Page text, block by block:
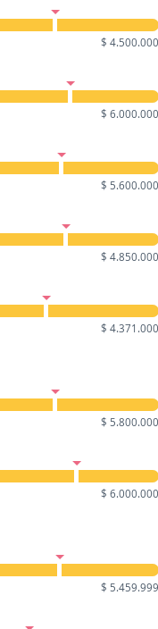
$ 4.500.000
$ 6.000.000
$ 5.600.000
$ 4.850.000
$ 4.371.000
$ 5.800.000
$ 6.000.000
$ 5.459.999